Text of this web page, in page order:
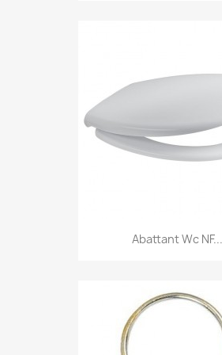
Abattant Wc NF...